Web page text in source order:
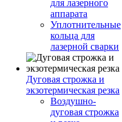
для лазерного
аппарата
Уплотнительные
кольца для
лазерной сварки
Дуговая строжка и
экзотермическая резка
Воздушно-
дуговая строжка